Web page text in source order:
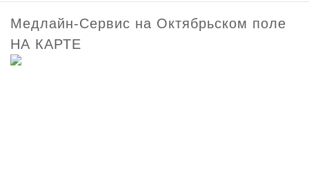
Медлайн-Сервис на Октябрьском поле
НА КАРТЕ